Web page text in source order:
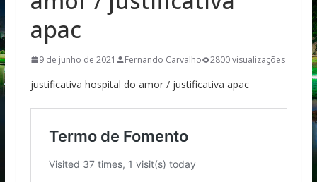
apac
9 de junho de 2021 Fernando Carvalho 2800 visualizações
justificativa hospital do amor / justificativa apac